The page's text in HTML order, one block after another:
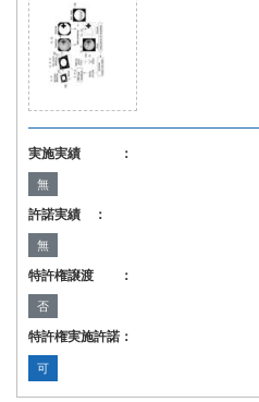
実施実績 ：
無
許諾実績 ：
無
特許権譲渡 ：
否
特許権実施許諾：
可